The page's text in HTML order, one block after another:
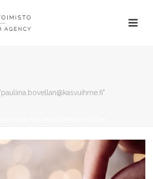
pauliina.bovellan@kasvuihme.fi"